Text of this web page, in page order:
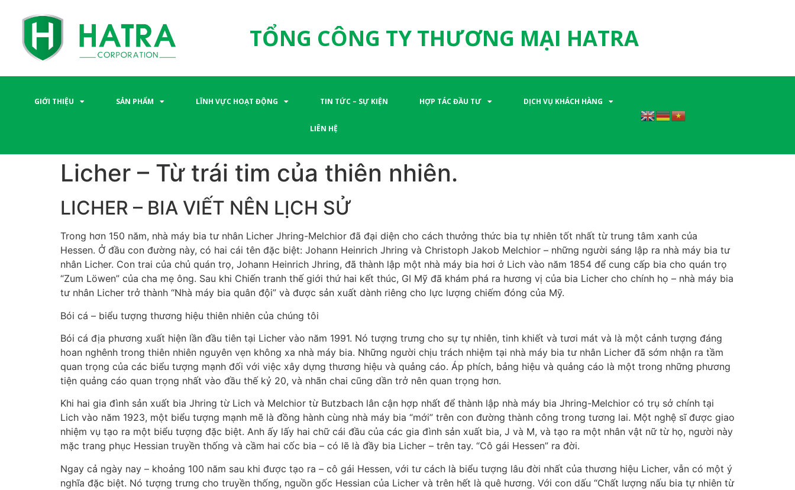
TỔNG CÔNG TY THƯƠNG MẠI HATRA
GIỚI THIỆU SẢN PHẨM LĨNH VỰC HOẠT ĐỘNG TIN TỨC – SỰ KIỆN HỢP TÁC ĐẦU TƯ DỊCH VỤ KHÁCH HÀNG
LIÊN HỆ
Licher – Từ trái tim của thiên nhiên.
LICHER – BIA VIẾT NÊN LỊCH SỬ
Trong hơn 150 năm, nhà máy bia tư nhân Licher Jhring-Melchior đã đại diện cho cách thưởng thức bia tự nhiên tốt nhất từ ​​trung tâm xanh của
Hessen. Ở đầu con đường này, có hai cái tên đặc biệt: Johann Heinrich Jhring và Christoph Jakob Melchior – những người sáng lập ra nhà máy bia tư
nhân Licher. Con trai của chủ quán trọ, Johann Heinrich Jhring, đã thành lập một nhà máy bia hơi ở Lich vào năm 1854 để cung cấp bia cho quán trọ
“Zum Löwen” của cha mẹ ông. Sau khi Chiến tranh thế giới thứ hai kết thúc, GI Mỹ đã khám phá ra hương vị của bia Licher cho chính họ – nhà máy bia
tư nhân Licher trở thành “Nhà máy bia quân đội” và được sản xuất dành riêng cho lực lượng chiếm đóng của Mỹ.
Bói cá – biểu tượng thương hiệu thiên nhiên của chúng tôi
Bói cá địa phương xuất hiện lần đầu tiên tại Licher vào năm 1991. Nó tượng trưng cho sự tự nhiên, tinh khiết và tươi mát và là một cảnh tượng đáng
hoan nghênh trong thiên nhiên nguyên vẹn không xa nhà máy bia. Những người chịu trách nhiệm tại nhà máy bia tư nhân Licher đã sớm nhận ra tầm
quan trọng của các biểu tượng mạnh đối với việc xây dựng thương hiệu và quảng cáo. Áp phích, bảng hiệu và quảng cáo là một trong những phương
tiện quảng cáo quan trọng nhất vào đầu thế kỷ 20, và nhãn chai cũng dần trở nên quan trọng hơn.
Khi hai gia đình sản xuất bia Jhring từ Lich và Melchior từ Butzbach lân cận hợp nhất để thành lập nhà máy bia Jhring-Melchior có trụ sở chính tại
Lich vào năm 1923, một biểu tượng mạnh mẽ là đồng hành cùng nhà máy bia “mới” trên con đường thành công trong tương lai. Một nghệ sĩ được giao
nhiệm vụ tạo ra một biểu tượng đặc biệt. Anh ấy lấy hai chữ cái đầu của các gia đình sản xuất bia, J và M, và tạo ra một nhân vật nữ từ họ, người này
mặc trang phục Hessian truyền thống và cầm hai cốc bia – có lẽ là đầy bia Licher – trên tay. “Cô gái Hessen” ra đời.
Ngay cả ngày nay – khoảng 100 năm sau khi được tạo ra – cô gái Hessen, với tư cách là biểu tượng lâu đời nhất của thương hiệu Licher, vẫn có một ý
nghĩa đặc biệt. Nó tượng trưng cho truyền thống, nguồn gốc Hessian của Licher và trên hết là quê hương. Với con dấu “Chất lượng nấu bia tự nhiên từ